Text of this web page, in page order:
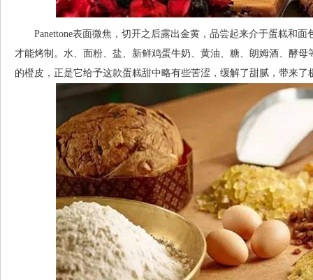
Panettone表面微焦，切开之后露出金黄，品尝起来介于蛋糕和面
才能烤制。水、面粉、盐、新鲜鸡蛋牛奶、黄油、糖、朗姆酒、酵
的橙皮，正是它给予这款蛋糕甜中略有些苦涩，缓解了甜腻，带来了